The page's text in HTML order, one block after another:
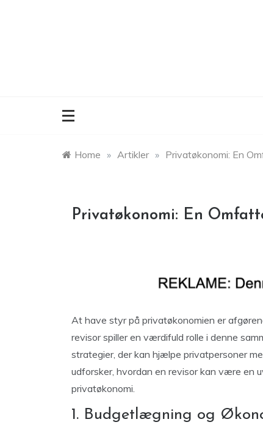
Home » Artikler » Privatøkonomi: En
Privatøkonomi: En
At have styr på privatøkonomien er
revisor spiller en værdifuld rolle i denne
strategier, der kan hjælpe privatpersoner
udforsker, hvordan en revisor kan være en
privatøkonomi.
1. Budgetlægning og